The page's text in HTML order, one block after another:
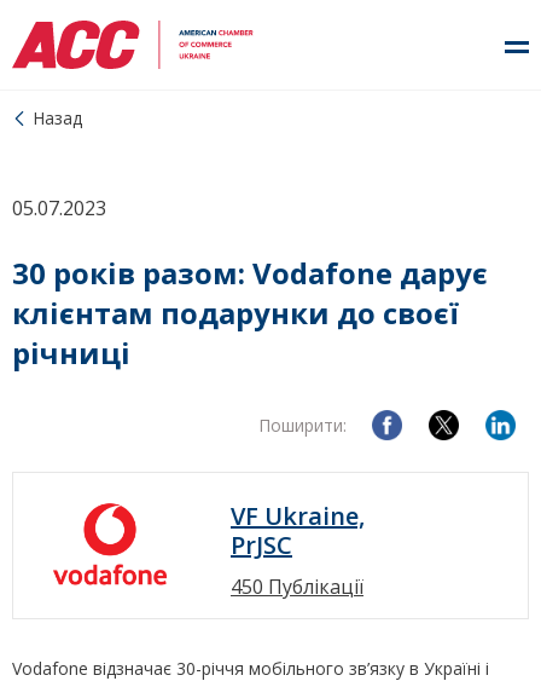
Назад
05.07.2023
30 років разом: Vodafone дарує
клієнтам подарунки до своєї
річниці
Поширити:
VF Ukraine,
PrJSC
450 Публікації
Vodafone відзначає 30-річчя мобільного зв’язку в Україні і